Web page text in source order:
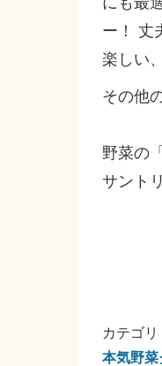
ー！ 丈
楽しい
その他
野菜の
サント
カテゴリ
本気野菜